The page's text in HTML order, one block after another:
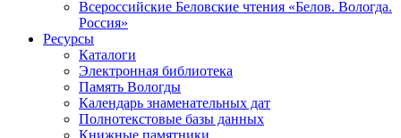
Всероссийские Беловские чтения «Белов. Вологда.
Россия»
Ресурсы
Каталоги
Электронная библиотека
Память Вологды
Календарь знаменательных дат
Полнотекстовые базы данных
Книжные памятники